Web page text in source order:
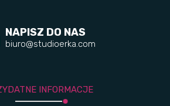
NAPISZ DO NAS
biuro@studioerka.com
INFORMACJE